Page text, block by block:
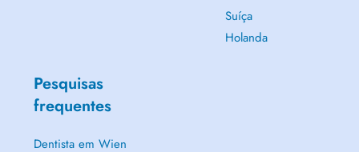
Suíça
Holanda
Pesquisas
frequentes
Dentista em Wien